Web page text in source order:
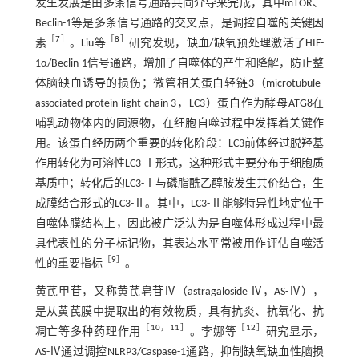
发生发展是由多条信号通路共同介导来完成，其中mTOR、
Beclin-1等是多条信号通路的交叉点，是调控自噬的关键因
素［7］ 。Liu等［8］研究发现，缺血/缺氧预处理激活了HIF-
1α/Beclin-1信号通路，增加了自噬体的产生和降解，防止整
体脑缺血诱导的损伤；微管相关蛋白轻链3（microtubule-
associated protein light chain 3，LC3）蛋白作为酵母ATG8在
哺乳动物体内的同源物，在细胞自噬过程中发挥着关键作
用。该蛋白经历两个重要的转化阶段：LC3前体经过脱羟基
作用转化为可溶性LC3-Ⅰ形式，这种形式主要分布于细胞质
基质中；转化后的LC3-Ⅰ与磷脂酰乙醇胺发生共价结合，生
成膜结合形式的LC3-Ⅱ。其中，LC3-Ⅱ能够特异性地定位于
自噬体膜结构上，因此被广泛认为是自噬体形成过程中最
具代表性的分子标记物，其表达水平常被用作评估自噬活
性的重要指标［9］ 。
黄芪甲苷，又称黄芪皂苷Ⅳ（astragaloside Ⅳ，AS-Ⅳ），
是从黄芪膜中提取出的有效物质，具有抗炎、抗氧化、抗
凋亡等多种药理作用
［ 10， 11］ 。李娜等 ［ 12］ 研究显示，
AS-Ⅳ通过调控NLRP3/Caspase-1通路，抑制缺氧缺血性脑损